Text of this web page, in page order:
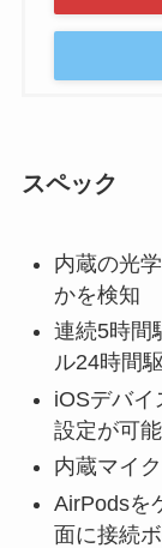
スペック
内蔵の光
かを検知
連続5時間
ル24時間
iOSデバイ
設定が可能
内蔵マイ
AirPodsを
面に接続